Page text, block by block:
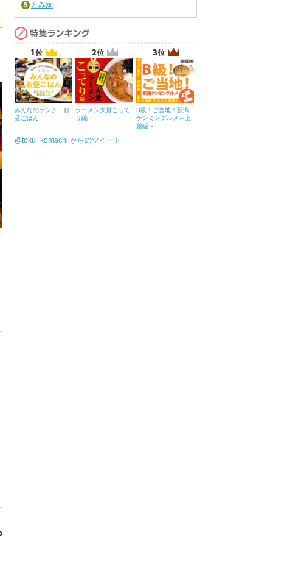
とみ家
みんなのランチ・お
昼ごはん
ラーメン大賞こって
り編
B級！ご当地！新潟
ケンミングルメ～上
越編～
@toku_komachi からのツイート